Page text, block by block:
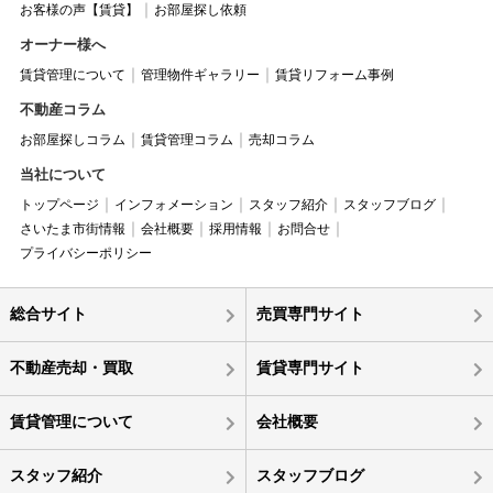
お客様の声【賃貸】
お部屋探し依頼
オーナー様へ
賃貸管理について 管理物件ギャラリー 賃貸リフォーム事例
不動産コラム
お部屋探しコラム 賃貸管理コラム 売却コラム
当社について
トップページ インフォメーション スタッフ紹介
スタッフブログ
さいたま市街情報
会社概要 採用情報
お問合せ
プライバシーポリシー
総合サイト 売買専門サイト
不動産売却・買取 賃貸専門サイト
賃貸管理について 会社概要
スタッフ紹介 スタッフブログ